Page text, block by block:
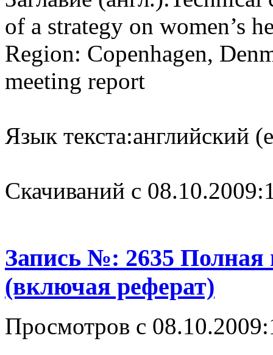
of a strategy on women’s
Region: Copenhagen,
meeting report
Язык текста:английский
Cкачиваний с 08.10.2009:
Запись №: 2635 Полная
(включая реферат)
Просмотров с 08.10.2009: